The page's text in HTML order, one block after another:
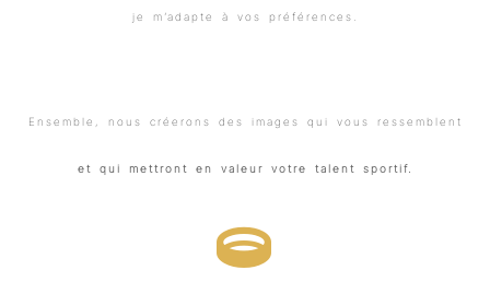
je m’adapte à vos préférences.
Ensemble, nous créerons des images qui vous ressemblent
et qui mettront en valeur votre talent sportif.